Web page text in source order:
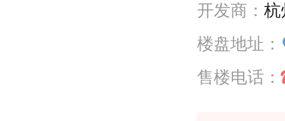
开发商： 杭
楼盘地址：
售楼电话：